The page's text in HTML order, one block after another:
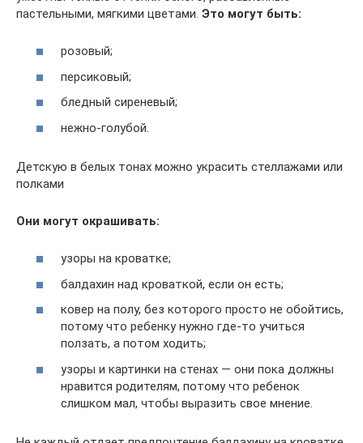
пастельными, мягкими цветами. Это могут быть:
розовый;
персиковый;
бледный сиреневый;
нежно-голубой.
Детскую в белых тонах можно украсить стеллажами или
полками
Они могут окрашивать:
узоры на кроватке;
балдахин над кроваткой, если он есть;
ковер на полу, без которого просто не обойтись,
потому что ребенку нужно где-то учиться
ползать, а потом ходить;
узоры и картинки на стенах — они пока должны
нравится родителям, потому что ребенок
слишком мал, чтобы выразить свое мнение.